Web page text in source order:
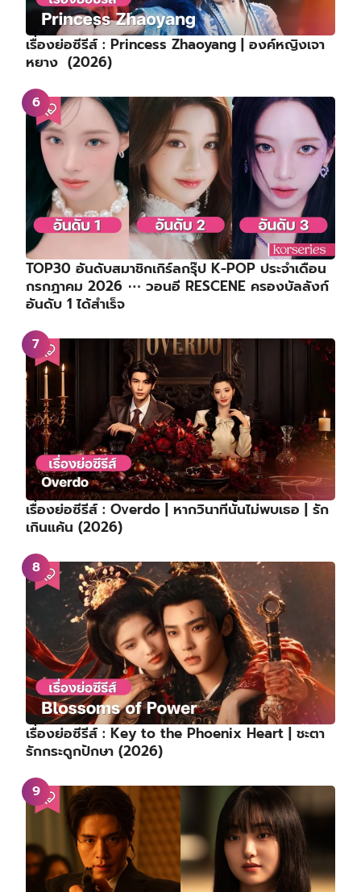
เรื่องย่อซีรีส์ : Princess Zhaoyang | องค์หญิงเจา
หยาง (2026)
TOP30 อันดับสมาชิกเกิร์ลกรุ๊ป K-POP ประจำเดือน
กรกฎาคม 2026 ⋯ วอนอี RESCENE ครองบัลลังก์
อันดับ 1 ได้สำเร็จ
เรื่องย่อซีรีส์ : Overdo | หากวินาทีนั้นไม่พบเธอ | รัก
เกินแค้น (2026)
เรื่องย่อซีรีส์ : Key to the Phoenix Heart | ชะตา
รักกระดูกปักษา (2026)